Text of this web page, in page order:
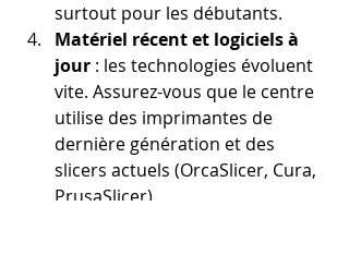
surtout pour les débutants.
Matériel récent et logiciels à
jour : les technologies évoluent
vite. Assurez-vous que le centre
utilise des imprimantes de
dernière génération et des
slicers actuels (OrcaSlicer, Cura,
PrusaSlicer).